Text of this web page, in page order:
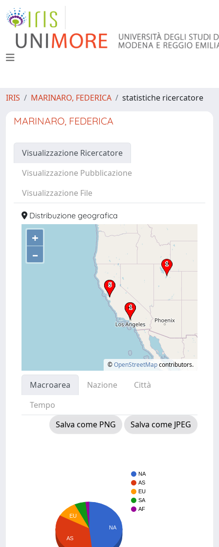
IRIS MARINARO, FEDERICA statistiche ricercatore
MARINARO, FEDERICA
Visualizzazione Ricercatore
Visualizzazione Pubblicazione
Visualizzazione File
Distribuzione geografica
+
–
©OpenStreetMapcontributors.
Macroarea Nazione
Città
Tempo
Salva come PNG
Salva come JPEG
NA
AS
EU
SA
AF
NA
EU
AS